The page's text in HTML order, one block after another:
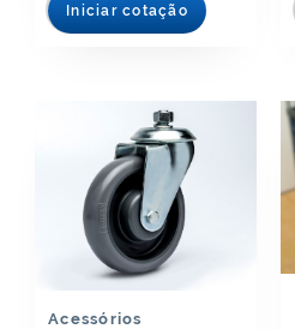
Iniciar cotação
Acessórios